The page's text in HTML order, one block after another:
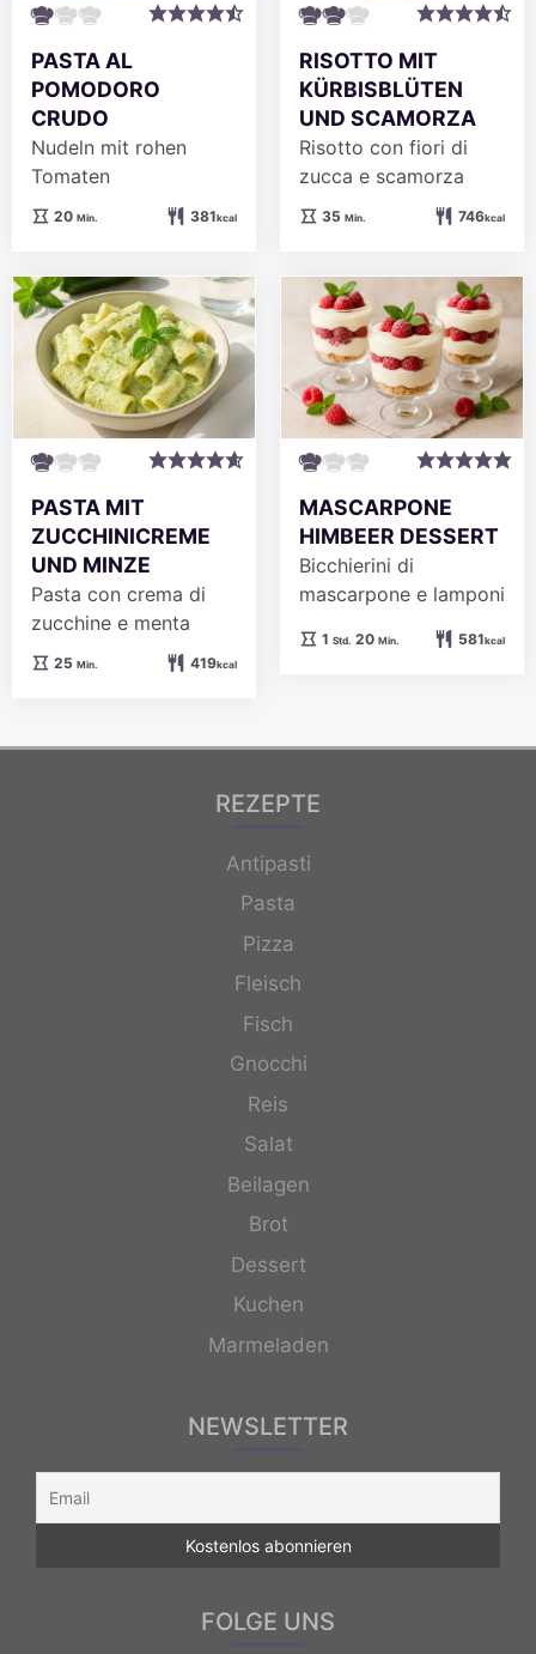
PASTA AL
POMODORO
CRUDO
Nudeln mit rohen
Tomaten
20Minuten
Min. 381kcal
RISOTTO MIT
KÜRBISBLÜTEN
UND SCAMORZA
Risotto con fiori di
zucca e scamorza
35Minuten
Min. 746kcal
PASTA MIT
ZUCCHINICREME
UND MINZE
Pasta con crema di
zucchine e menta
25Minuten
Min. 419kcal
MASCARPONE
HIMBEER DESSERT
Bicchierini di
mascarpone e lamponi
1Stunde
Std. 20Minuten
Min. 581kcal
REZEPTE
Antipasti
Pasta
Pizza
Fleisch
Fisch
Gnocchi
Reis
Salat
Beilagen
Brot
Dessert
Kuchen
Marmeladen
NEWSLETTER
FOLGE UNS